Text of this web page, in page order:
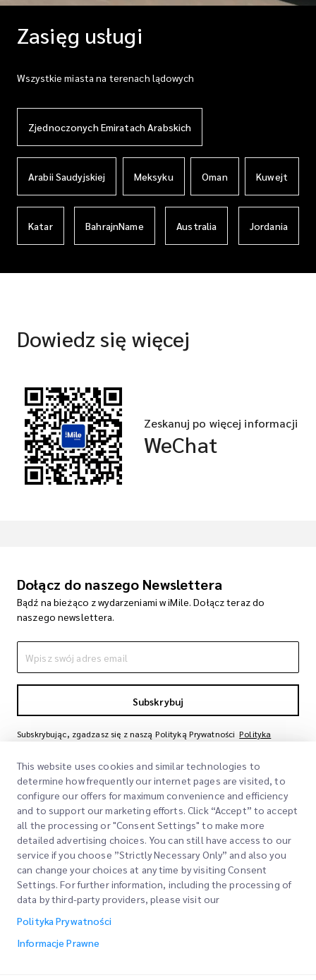
Zasięg usługi
Wszystkie miasta na terenach lądowych
Zjednoczonych Emiratach Arabskich
Arabii Saudyjskiej Meksyku Oman Kuwejt
Katar BahrajnName Australia Jordania
Dowiedz się więcej
Zeskanuj po więcej informacji
WeChat
Dołącz do naszego Newslettera
Bądź na bieżąco z wydarzeniami w iMile. Dołącz teraz do
naszego newslettera.
Subskrybuj
Subskrybując, zgadzasz się z naszą Polityką Prywatności Polityka
Szybkie Linki
Lokalizacje Biur
Poproś o Wycenę
Firma
O Nas
Nasze Usługi
This website uses cookies and similar technologies to
determine how frequently our internet pages are visited, to
configure our offers for maximum convenience and efficiency
and to support our marketing efforts. Click “Accept” to accept
all the processing or "Consent Settings" to make more
detailed advertising choices. You can still have access to our
service if you choose ”Strictly Necessary Only” and also you
can change your choices at any time by visiting Consent
Settings. For further information, including the processing of
data by third-party providers, please visit our
Polityka Prywatności
Informacje Prawne